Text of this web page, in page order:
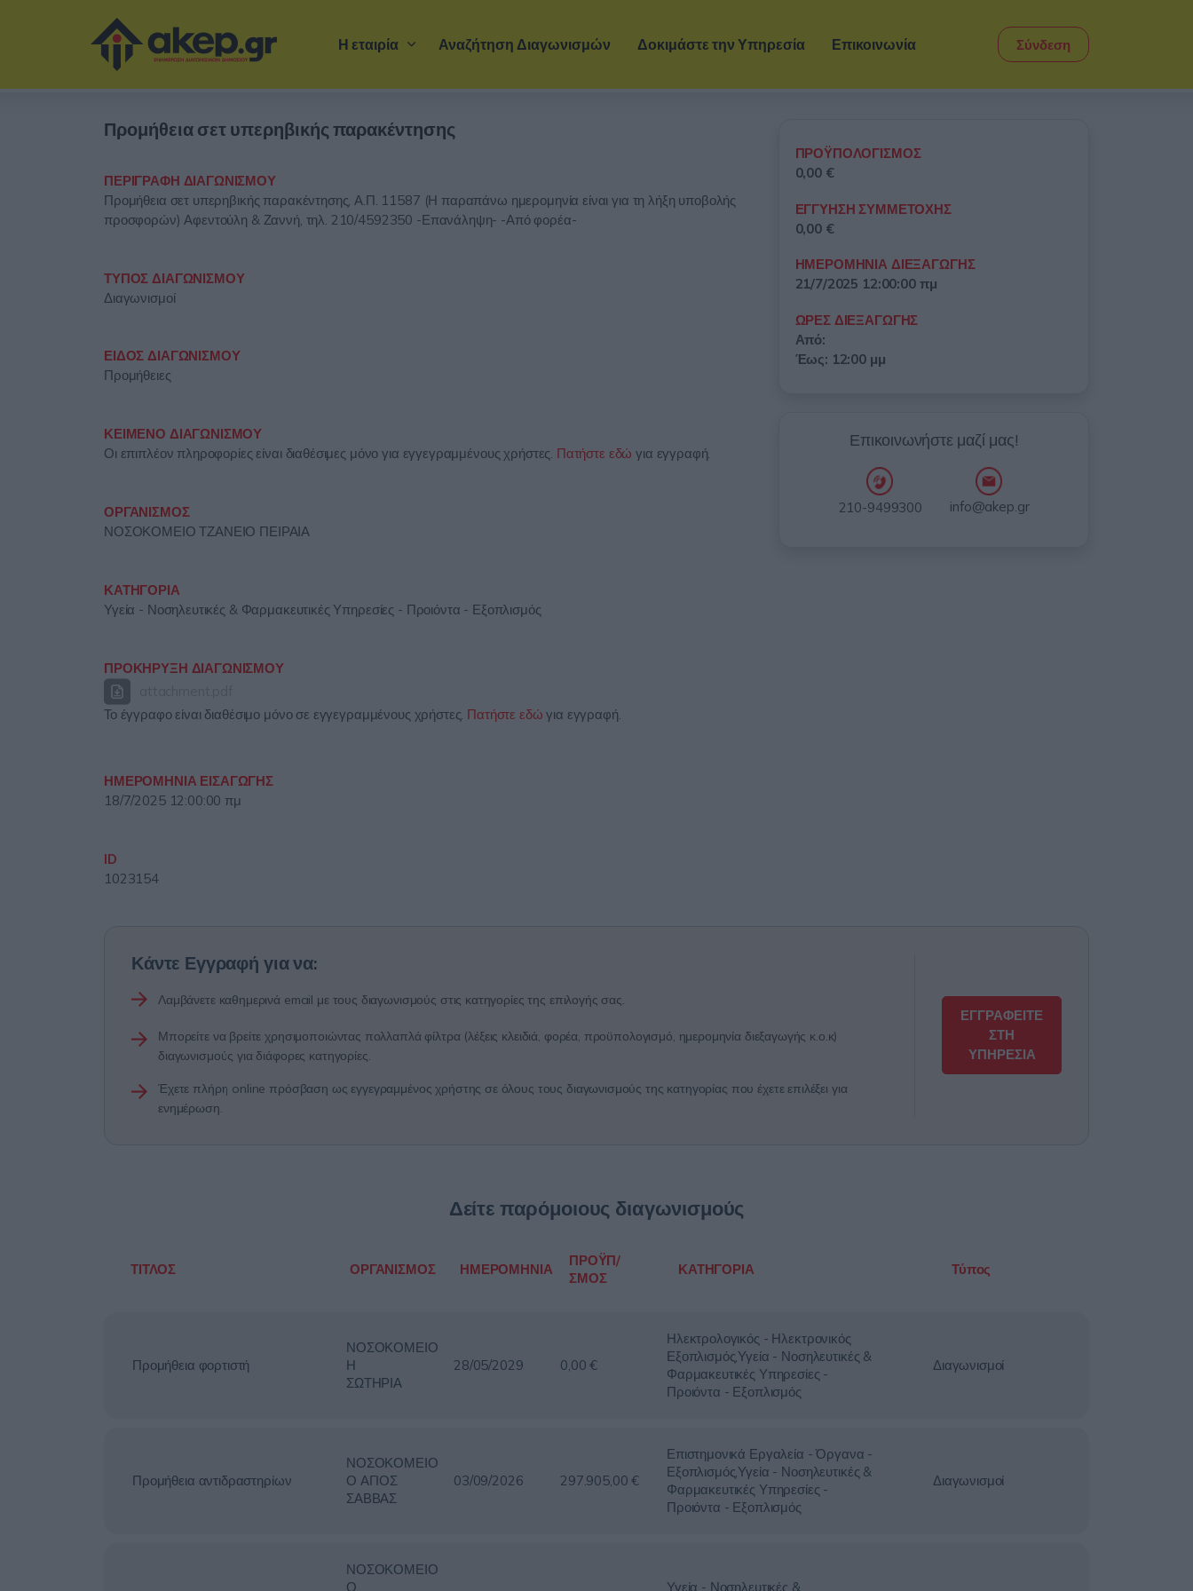
Η εταιρία
Αναζήτηση Διαγωνισμών Δοκιμάστε την Υπηρεσία Επικοινωνία Σύνδεση
Προμήθεια σετ υπερηβικής παρακέντησης
ΠΕΡΙΓΡΑΦΗ ΔΙΑΓΩΝΙΣΜΟΥ
Προμήθεια σετ υπερηβικής παρακέντησης, Α.Π. 11587 (Η παραπάνω ημερομηνία είναι για τη λήξη υποβολής
προσφορών) Αφεντούλη & Ζαννή, τηλ. 210/4592350 -Επανάληψη- -Από φορέα-
ΤΥΠΟΣ ΔΙΑΓΩΝΙΣΜΟΥ
Διαγωνισμοί
ΕΙΔΟΣ ΔΙΑΓΩΝΙΣΜΟΥ
Προμήθειες
ΚΕΙΜΕΝΟ ΔΙΑΓΩΝΙΣΜΟΥ
Οι επιπλέον πληροφορίες είναι διαθέσιμες μόνο για εγγεγραμμένους χρήστες. Πατήστε εδώ για εγγραφή.
ΟΡΓΑΝΙΣΜΟΣ
ΝΟΣΟΚΟΜΕΙΟ ΤΖΑΝΕΙΟ ΠΕΙΡΑΙΑ
ΚΑΤΗΓΟΡΙΑ
Υγεία - Νοσηλευτικές & Φαρμακευτικές Υπηρεσίες - Προιόντα - Εξοπλισμός
ΠΡΟΚΗΡΥΞΗ ΔΙΑΓΩΝΙΣΜΟΥ
Το έγγραφο είναι διαθέσιμο μόνο σε εγγεγραμμένους χρήστες. Πατήστε εδώ για εγγραφή.
ΗΜΕΡΟΜΗΝΙΑ ΕΙΣΑΓΩΓΗΣ
18/7/2025 12:00:00 πμ
ID
1023154
ΠΡΟΫΠΟΛΟΓΙΣΜΟΣ
0,00 €
ΕΓΓΥΗΣΗ ΣΥΜΜΕΤΟΧΗΣ
0,00 €
ΗΜΕΡΟΜΗΝΙΑ ΔΙΕΞΑΓΩΓΗΣ
21/7/2025 12:00:00 πμ
ΩΡΕΣ ΔΙΕΞΑΓΩΓΗΣ
Από:
Έως: 12:00 μμ
Επικοινωνήστε μαζί μας!
210-9499300 info@akep.gr
Κάντε Εγγραφή για να:
Λαμβάνετε καθημερινά email με τους διαγωνισμούς στις κατηγορίες της επιλογής σας.
Μπορείτε να βρείτε χρησιμοποιώντας πολλαπλά φίλτρα (λέξεις κλειδιά, φορέα, προϋπολογισμό, ημερομηνία διεξαγωγής κ.ο.κ)
διαγωνισμούς για διάφορες κατηγορίες.
Έχετε πλήρη online πρόσβαση ως εγγεγραμμένος χρήστης σε όλους τους διαγωνισμούς της κατηγορίας που έχετε επιλέξει για
ενημέρωση.
ΕΓΓΡΑΦΕΙΤΕ
ΣΤΗ
ΥΠΗΡΕΣΙΑ
Δείτε παρόμοιους διαγωνισμούς
ΤΙΤΛΟΣ ΟΡΓΑΝΙΣΜΟΣ ΗΜΕΡΟΜΗΝΙΑ
ΠΡΟΫΠ/
ΣΜΟΣ
ΚΑΤΗΓΟΡΙΑ Τύπος
Προμήθεια φορτιστή
ΝΟΣΟΚΟΜΕΙΟ
Η
ΣΩΤΗΡΙΑ
28/05/2029 0,00 €
Ηλεκτρολογικός - Ηλεκτρονικός
Εξοπλισμός,Υγεία - Νοσηλευτικές &
Φαρμακευτικές Υπηρεσίες -
Προιόντα - Εξοπλισμός
Διαγωνισμοί
Προμήθεια αντιδραστηρίων
ΝΟΣΟΚΟΜΕΙΟ
Ο ΑΓΙΟΣ
ΣΑΒΒΑΣ
03/09/2026 297.905,00 €
Επιστημονικά Εργαλεία - Όργανα -
Εξοπλισμός,Υγεία - Νοσηλευτικές &
Φαρμακευτικές Υπηρεσίες -
Προιόντα - Εξοπλισμός
Διαγωνισμοί
ΝΟΣΟΚΟΜΕΙΟ
Ο
Υγεία - Νοσηλευτικές &